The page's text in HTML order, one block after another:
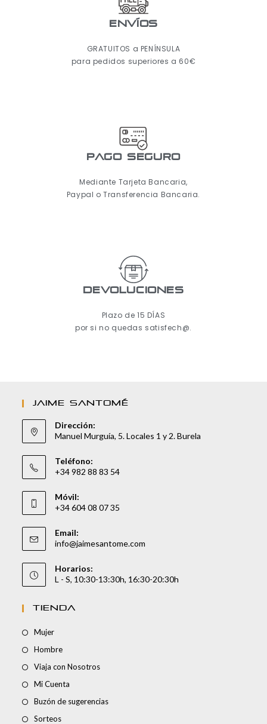
ENVÍOS
GRATUITOS a PENÍNSULA
para pedidos superiores a 60€
pago seguro
Mediante Tarjeta Bancaria,
Paypal o Transferencia Bancaria.
Devoluciones
Plazo de 15 DÍAS
por si no quedas satisfech@.
JAIME SANTOMÉ
Dirección:
Manuel Murguía, 5. Locales 1 y 2. Burela
Teléfono:
+34 982 88 83 54
Móvil:
+34 604 08 07 35
Email:
info@jaimesantome.com
Horarios:
L - S, 10:30-13:30h, 16:30-20:30h
TIENDA
Mujer
Hombre
Viaja con Nosotros
Mi Cuenta
Buzón de sugerencias
Sorteos